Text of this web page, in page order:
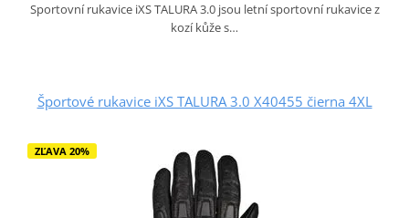
Sportovní rukavice iXS TALURA 3.0 jsou letní sportovní rukavice z
kozí kůže s…
Športové rukavice iXS TALURA 3.0 X40455 čierna 4XL
ZĽAVA 20%